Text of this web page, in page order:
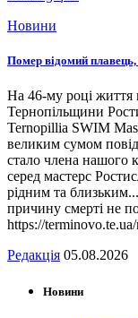
Новини
Помер відомий
На 46-му році життя
Тернопільщини
Ternopillia SWIM
великим сумом
стало члена нашого
серед мастерс
рідним та
причину смерті не
https://
Редакція 05.08.2026
Новини